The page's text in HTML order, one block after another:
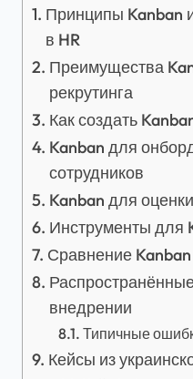
Принципы Kanban
в HR
Преимущества
рекрутинга
Как создать
Kanban для
сотрудников
Kanban для
Инструменты для
Сравнение
внедрении
Типичные
Кейсы из